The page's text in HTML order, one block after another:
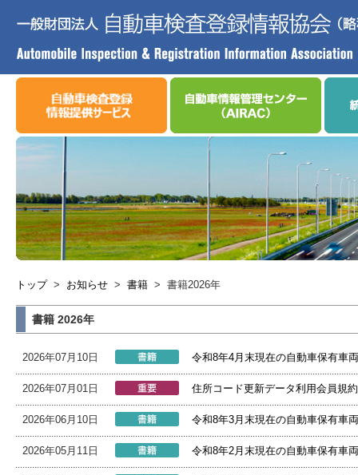
トップ > お知らせ > 書籍 > 書籍2026年
書籍 2026年
2026年07月10日 令和8年4月末現在の自動車保有車
2026年07月01日 住所コード更新データ利用会員規
2026年06月10日 令和8年3月末現在の自動車保有車
2026年05月11日 令和8年2月末現在の自動車保有車